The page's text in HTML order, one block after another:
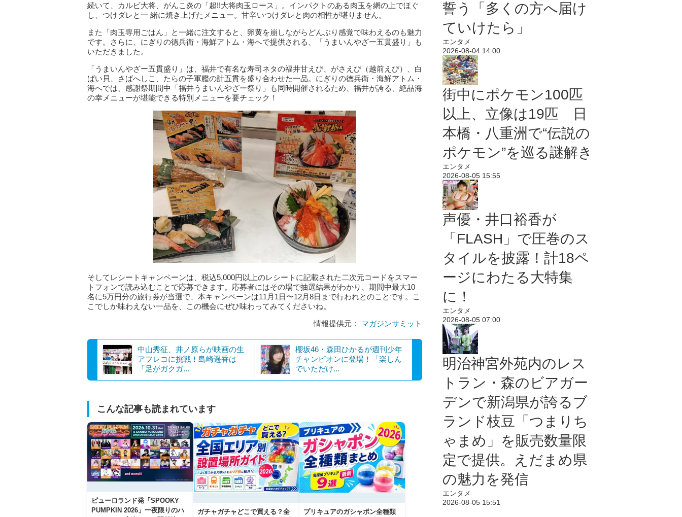
続いて、カルビ大将、がんこ炎の「超!!大将肉玉ロース」。インパクトのある肉玉を網の上でほぐ
し、つけダレと一 緒に焼き上げたメニュー。甘辛いつけダレと肉の相性が堪りません。
また「肉玉専用ごはん」と一緒に注文すると、卵黄を崩しながらどんぶり感覚で味わえるのも魅力
です。さらに、にぎりの徳兵衛・海鮮アトム・海へで提供される、「うまいんやざー五貫盛り」も
いただきました。
「うまいんやざー五貫盛り」は、福井で有名な寿司ネタの福井甘えび、がさえび（越前えび）、白
ばい貝、さばへしこ、たらの子軍艦の計五貫を盛り合わせた一品。にぎりの徳兵衛・海鮮アトム・
海へでは、感謝祭期間中「福井うまいんやざー祭り」も同時開催されるため、福井が誇る、絶品海
の幸メニューが堪能できる特別メニューを要チェック！
そしてレシートキャンペーンは、税込5,000円以上のレシートに記載された二次元コードをスマー
トフォンで読み込むことで応募できます。応募者にはその場で抽選結果がわかり、期間中最大10
名に5万円分の旅行券が当選で、本キャンペーンは11月1日〜12月8日まで行われとのことです。こ
こでしか味わえない一品を、この機会にぜひ味わってみてくださいね。
情報提供元： マガジンサミット
中⼭秀征、井ノ原らが映画の生
アフレコに挑戦！島崎遥香は
「足がガクガ...
櫻坂46・森田ひかるが週刊少年
チャンピオンに登場！「楽しん
でいただけ...
こんな記事も読まれています
ピューロランド発「SPOOKY
PUMPKIN 2026」一夜限りのハ
ガチャガチャどこで買える？全 プリキュアのガシャポン全種類
誓う「多くの方へ届け
ていけたら」
エンタメ
2026-08-04 14:00
街中にポケモン100匹
以上、立像は19匹 日
本橋・八重洲で“伝説の
ポケモン”を巡る謎解き
エンタメ
2026-08-05 15:55
声優・井口裕香が
「FLASH」で圧巻のス
タイルを披露！計18ペ
ージにわたる大特集
に！
エンタメ
2026-08-05 07:00
明治神宮外苑内のレス
トラン・森のビアガー
デンで新潟県が誇るブ
ランド枝豆「つまりち
ゃまめ」を販売数量限
定で提供。えだまめ県
の魅力を発信
エンタメ
2026-08-05 15:51